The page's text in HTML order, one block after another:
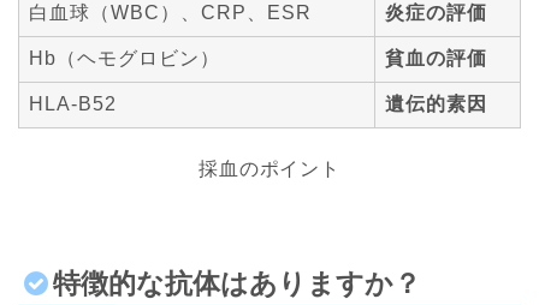
白血球（WBC）、CRP、ESR 炎症の評価
Hb（ヘモグロビン） 貧血の評価
HLA-B52 遺伝的素因
採血のポイント
特徴的な抗体はありますか？